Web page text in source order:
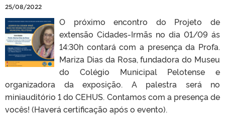
25/08/2022
O próximo encontro do Projeto de
extensão Cidades-Irmãs no dia 01/09 ás
14:30h contará com a presença da Profa.
Mariza Dias da Rosa, fundadora do Museu
do Colégio Municipal Pelotense e
organizadora da exposição. A palestra será no
miniauditório 1 do CEHUS. Contamos com a presença de
vocês! (Haverá certificação após o evento).